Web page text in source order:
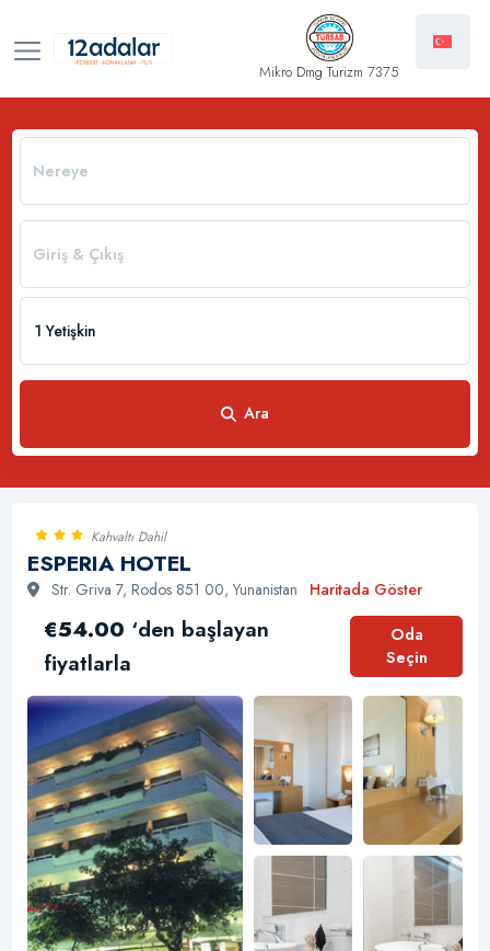
Mikro Dmg Turizm 7375
1 Yetişkin
Ara
Kahvaltı Dahil
ESPERIA HOTEL
Str. Griva 7, Rodos 851 00, Yunanistan Haritada Göster
€54.00 ‘den başlayan
fiyatlarla
Oda
Seçin